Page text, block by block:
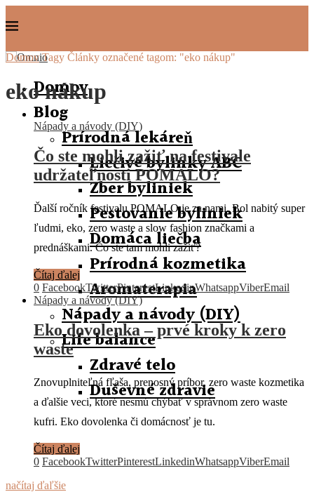
Domov
Blog
Prírodná lekáreň
Liečivé bylinky ABC
Zber byliniek
Pestovanie byliniek
Domáca liečba
Prírodná kozmetika
Aromaterapia
Nápady a návody (DIY)
Life balance
Zdravé telo
Duševné zdravie
Domov Tagy Články označené tagom: "eko nákup"
eko nákup
Nápady a návody (DIY)
Čo ste mohli zažiť na festivale
udržateľnosti POMALO?
Ďalší ročník festivalu POMALO je za nami. Bol nabitý super
ľudmi, eko, zero waste a slow fashion značkami a
prednáškami. Čo ste tam mohli zažiť?
Čítaj ďalej
0 FacebookTwitterPinterestLinkedinWhatsappViberEmail
Nápady a návody (DIY)
Eko dovolenka – prvé kroky k zero
waste
Znovuplniteľná fľaša, prenosný príbor, zero waste kozmetika
a ďalšie veci, ktoré nesmú chýbať v správnom zero waste
kufri. Eko dovolenka či domácnosť je tu.
Čítaj ďalej
0 FacebookTwitterPinterestLinkedinWhatsappViberEmail
načítaj ďaľšie